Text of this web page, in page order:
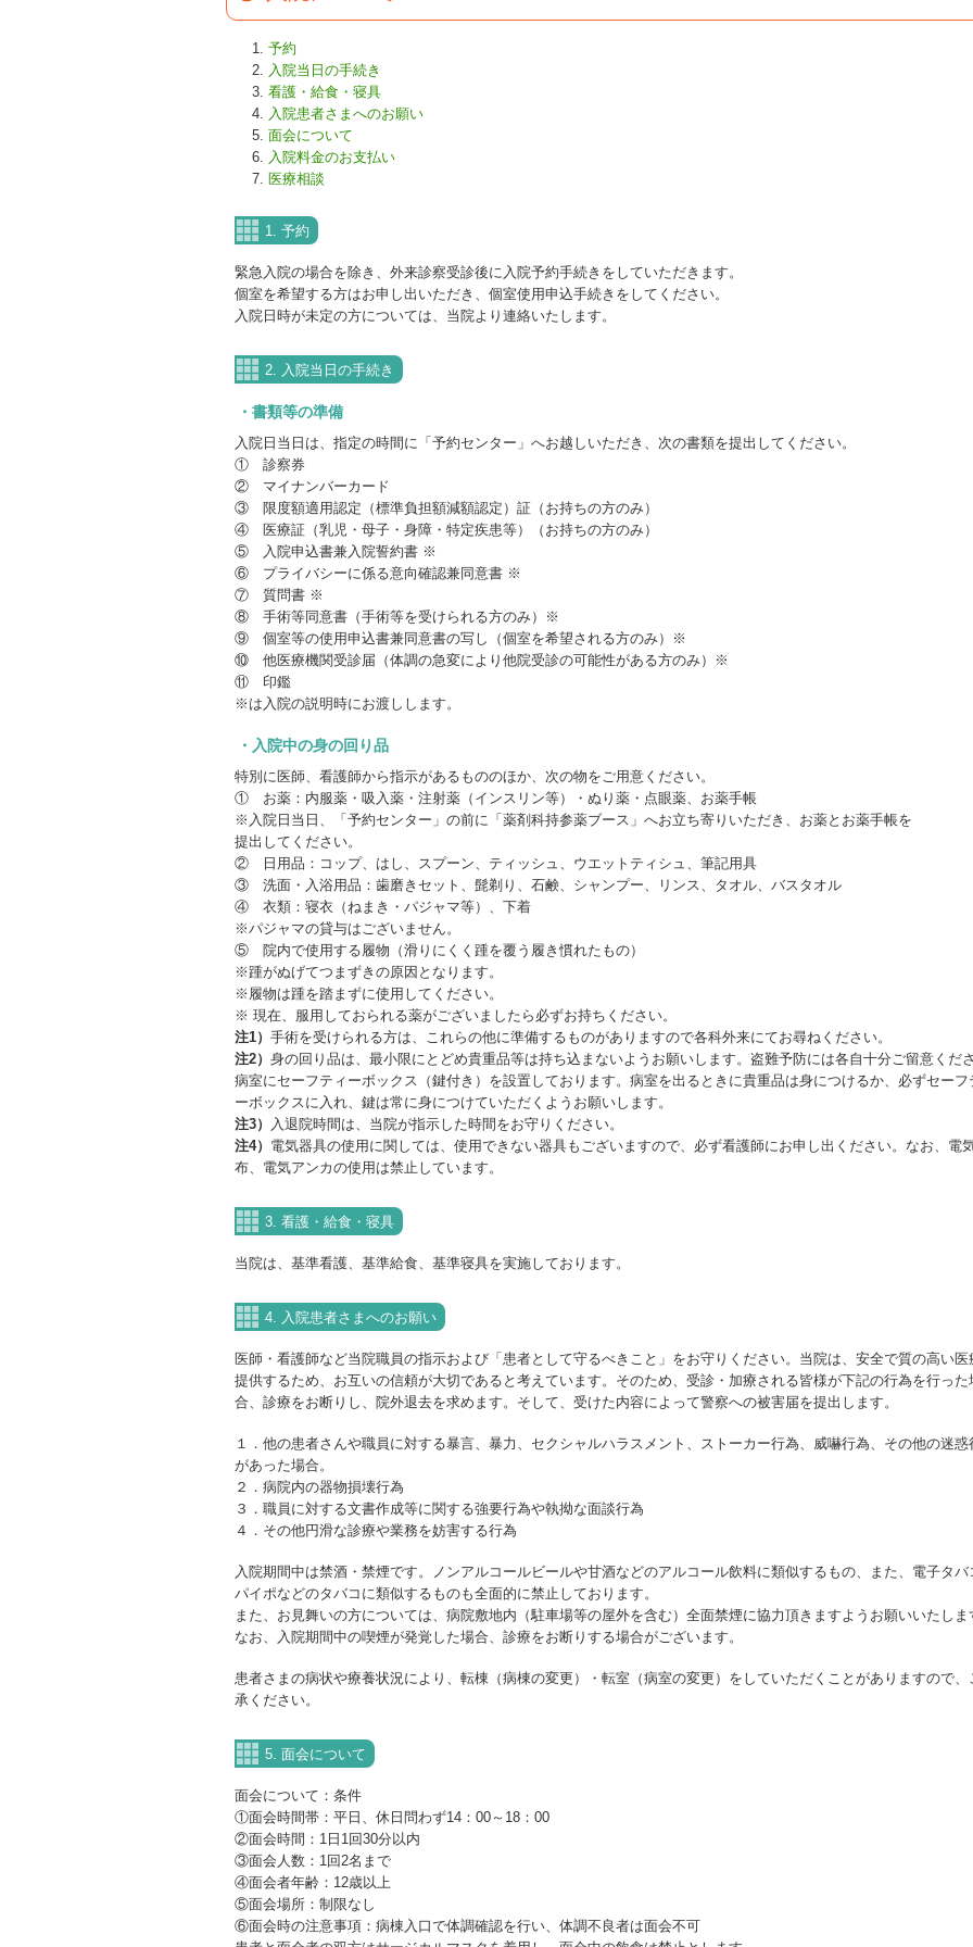
予約
入院当日の手続き
看護・給食・寝具
入院患者さまへのお願い
面会について
入院料金のお支払い
医療相談
1. 予約
緊急入院の場合を除き、外来診察受診後に入院予約手続きをしていただきます。
個室を希望する方はお申し出いただき、個室使用申込手続きをしてください。
入院日時が未定の方については、当院より連絡いたします。
2. 入院当日の手続き
・書類等の準備
入院日当日は、指定の時間に「予約センター」へお越しいただき、次の書類を提出してください。
① 診察券
② マイナンバーカード
③ 限度額適用認定（標準負担額減額認定）証（お持ちの方のみ）
④ 医療証（乳児・母子・身障・特定疾患等）（お持ちの方のみ）
⑤ 入院申込書兼入院誓約書 ※
⑥ プライバシーに係る意向確認兼同意書 ※
⑦ 質問書 ※
⑧ 手術等同意書（手術等を受けられる方のみ）※
⑨ 個室等の使用申込書兼同意書の写し（個室を希望される方のみ）※
⑩ 他医療機関受診届（体調の急変により他院受診の可能性がある方のみ）※
⑪ 印鑑
※は入院の説明時にお渡しします。
・入院中の身の回り品
特別に医師、看護師から指示があるもののほか、次の物をご用意ください。
① お薬：内服薬・吸入薬・注射薬（インスリン等）・ぬり薬・点眼薬、お薬手帳
※入院日当日、「予約センター」の前に「薬剤科持参薬ブース」へお立ち寄りいただき、お薬とお薬手帳を
提出してください。
② 日用品：コップ、はし、スプーン、ティッシュ、ウエットティシュ、筆記用具
③ 洗面・入浴用品：歯磨きセット、髭剃り、石鹸、シャンプー、リンス、タオル、バスタオル
④ 衣類：寝衣（ねまき・パジャマ等）、下着
※パジャマの貸与はございません。
⑤ 院内で使用する履物（滑りにくく踵を覆う履き慣れたもの）
※踵がぬげてつまずきの原因となります。
※履物は踵を踏まずに使用してください。
※ 現在、服用しておられる薬がございましたら必ずお持ちください。
注1） 手術を受けられる方は、これらの他に準備するものがありますので各科外来にてお尋ねください。
注2） 身の回り品は、最小限にとどめ貴重品等は持ち込まないようお願いします。盗難予防には各自十分ご留意くださ
病室にセーフティーボックス（鍵付き）を設置しております。病室を出るときに貴重品は身につけるか、必ずセーフ
ーボックスに入れ、鍵は常に身につけていただくようお願いします。
注3）
入退院時間は、当院が指示した時間をお守りください。
注4） 電気器具の使用に関しては、使用できない器具もございますので、必ず看護師にお申し出ください。なお、電
布、電気アンカの使用は禁止しています。
3. 看護・給食・寝具
当院は、基準看護、基準給食、基準寝具を実施しております。
4. 入院患者さまへのお願い
医師・看護師など当院職員の指示および「患者として守るべきこと」をお守りください。当院は、安全で質の高い医
提供するため、お互いの信頼が大切であると考えています。そのため、受診・加療される皆様が下記の行為を行った
合、診療をお断りし、院外退去を求めます。そして、受けた内容によって警察への被害届を提出します。
１．他の患者さんや職員に対する暴言、暴力、セクシャルハラスメント、ストーカー行為、威嚇行為、その他の迷惑
があった場合。
２．病院内の器物損壊行為
３．職員に対する文書作成等に関する強要行為や執拗な面談行為
４．その他円滑な診療や業務を妨害する行為
入院期間中は禁酒・禁煙です。ノンアルコールビールや甘酒などのアルコール飲料に類似するもの、また、電子タバ
パイポなどのタバコに類似するものも全面的に禁止しております。
また、お見舞いの方については、病院敷地内（駐車場等の屋外を含む）全面禁煙に協力頂きますようお願いいたしま
なお、入院期間中の喫煙が発覚した場合、診療をお断りする場合がございます。
患者さまの病状や療養状況により、転棟（病棟の変更）・転室（病室の変更）をしていただくことがありますので、
承ください。
5. 面会について
面会について：条件
①面会時間帯：平日、休日問わず14 ： 00～ 18 ： 00
②面会時間：1日 1回30分以内
③面会人数： 1回2名まで
④面会者年齢： 12歳以上
⑤面会場所：制限なし
⑥面会時の注意事項：病棟入口で体調確認を行い、体調不良者は面会不可